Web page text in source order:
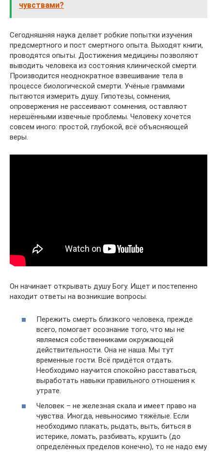
чувствами?
Сегодняшняя наука делает робкие попытки изучения
предсмертного и пост смертного опыта. Выходят книги,
проводятся опыты. Достижения медицины позволяют
выводить человека из состояния клинической смерти.
Производится неоднократное взвешивание тела в
процессе биологической смерти. Учёные граммами
пытаются измерить душу. Гипотезы, сомнения,
опровержения не рассеивают сомнения, оставляют
нерешёнными извечные проблемы. Человеку хочется
совсем иного: простой, глубокой, всё объясняющей
веры.
Он начинает открывать душу Богу. Ищет и постепенно
находит ответы на возникшие вопросы.
Пережить смерть близкого человека, прежде
всего, помогает осознание того, что мы не
являемся собственниками окружающей
действительности. Она не наша. Мы тут
временные гости. Всё придётся отдать.
Необходимо научится спокойно расставаться,
выработать навыки правильного отношения к
утрате.
Человек – не железная скала и имеет право на
чувства. Иногда, невыносимо тяжёлые. Если
необходимо плакать, рыдать, выть, биться в
истерике, ломать, разбивать, крушить (до
определённых пределов конечно), то не надо ему